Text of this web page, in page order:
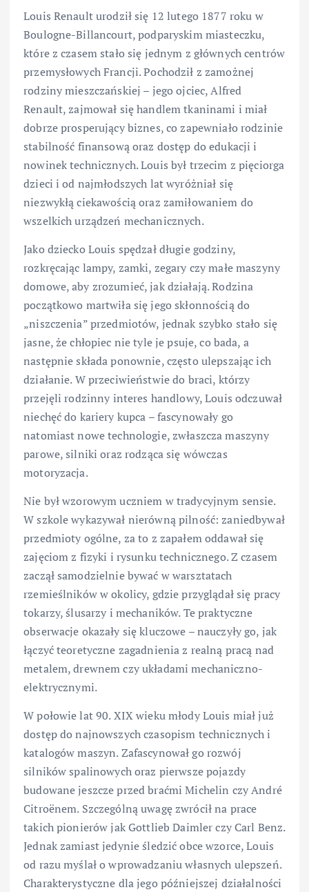
Louis Renault urodził się 12 lutego 1877 roku w
Boulogne-Billancourt, podparyskim miasteczku,
które z czasem stało się jednym z głównych centrów
przemysłowych Francji. Pochodził z zamożnej
rodziny mieszczańskiej – jego ojciec, Alfred
Renault, zajmował się handlem tkaninami i miał
dobrze prosperujący biznes, co zapewniało rodzinie
stabilność finansową oraz dostęp do edukacji i
nowinek technicznych. Louis był trzecim z pięciorga
dzieci i od najmłodszych lat wyróżniał się
niezwykłą ciekawością oraz zamiłowaniem do
wszelkich urządzeń mechanicznych.
Jako dziecko Louis spędzał długie godziny,
rozkręcając lampy, zamki, zegary czy małe maszyny
domowe, aby zrozumieć, jak działają. Rodzina
początkowo martwiła się jego skłonnością do
„niszczenia” przedmiotów, jednak szybko stało się
jasne, że chłopiec nie tyle je psuje, co bada, a
następnie składa ponownie, często ulepszając ich
działanie. W przeciwieństwie do braci, którzy
przejęli rodzinny interes handlowy, Louis odczuwał
niechęć do kariery kupca – fascynowały go
natomiast nowe technologie, zwłaszcza maszyny
parowe, silniki oraz rodząca się wówczas
motoryzacja.
Nie był wzorowym uczniem w tradycyjnym sensie.
W szkole wykazywał nierówną pilność: zaniedbywał
przedmioty ogólne, za to z zapałem oddawał się
zajęciom z fizyki i rysunku technicznego. Z czasem
zaczął samodzielnie bywać w warsztatach
rzemieślników w okolicy, gdzie przyglądał się pracy
tokarzy, ślusarzy i mechaników. Te praktyczne
obserwacje okazały się kluczowe – nauczyły go, jak
łączyć teoretyczne zagadnienia z realną pracą nad
metalem, drewnem czy układami mechaniczno-
elektrycznymi.
W połowie lat 90. XIX wieku młody Louis miał już
dostęp do najnowszych czasopism technicznych i
katalogów maszyn. Zafascynował go rozwój
silników spalinowych oraz pierwsze pojazdy
budowane jeszcze przed braćmi Michelin czy André
Citroënem. Szczególną uwagę zwrócił na prace
takich pionierów jak Gottlieb Daimler czy Carl Benz.
Jednak zamiast jedynie śledzić obce wzorce, Louis
od razu myślał o wprowadzaniu własnych ulepszeń.
Charakterystyczne dla jego późniejszej działalności